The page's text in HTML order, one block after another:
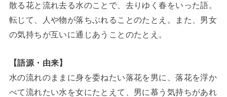
散る花と流れ去る水のことで、去りゆく春をいった語。
転じて、人や物が落ちぶれることのたとえ。また、男女
の気持ちが互いに通じあうことのたとえ。
【語源・由来】
水の流れのままに身を委ねたい落花を男に、落花を浮か
べて流れたい水を女にたとえて、男に慕う気持ちがあれ